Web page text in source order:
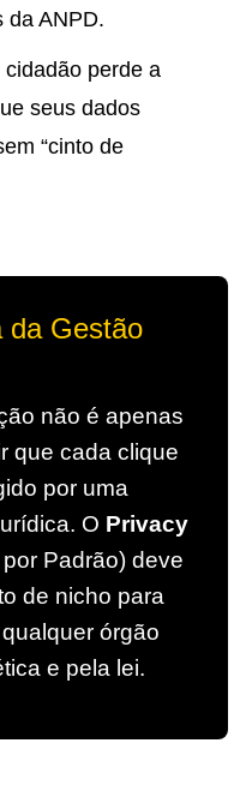
da ANPD.
cidadão perde a
seus dados
“cinto de
da Gestão
não é apenas
que cada clique
por uma
O Privacy
Padrão) deve
de nicho para
órgão
e pela lei.